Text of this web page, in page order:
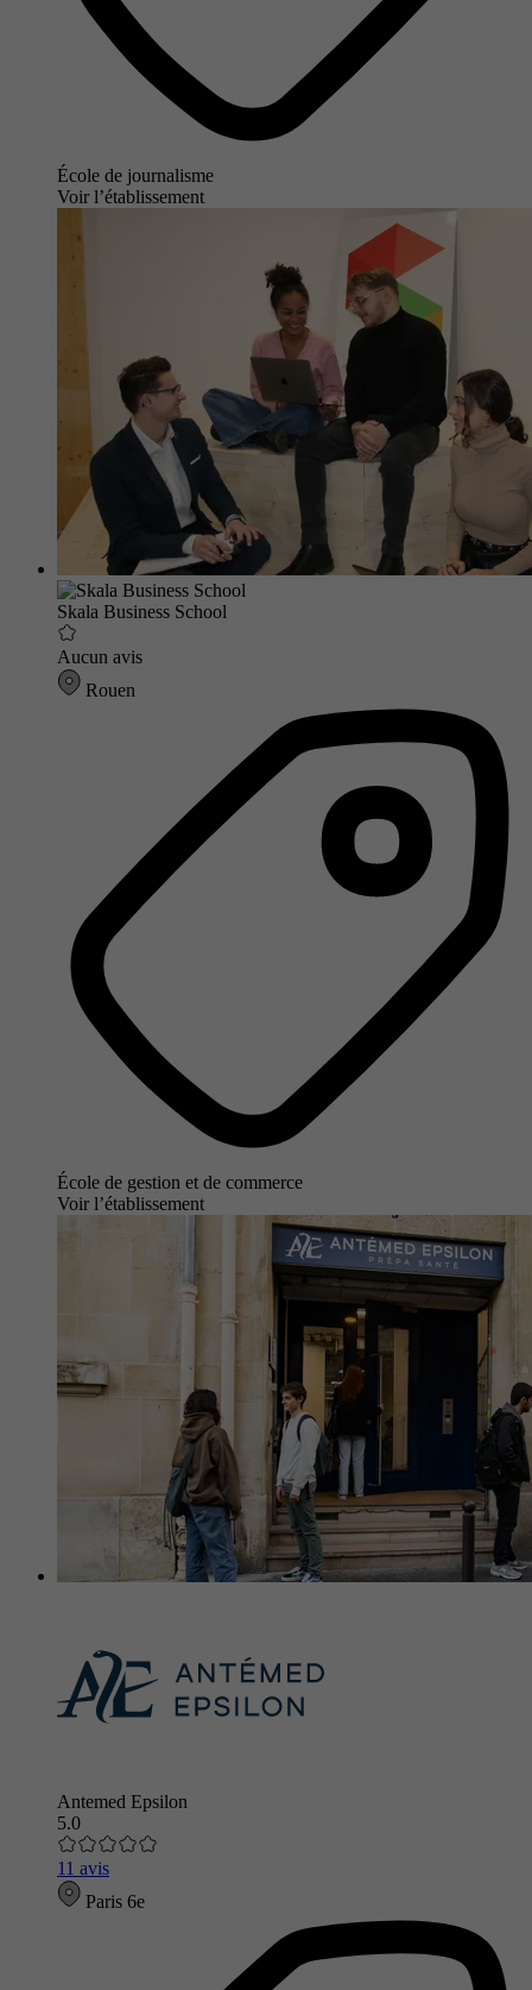
École de journalisme
Voir l’établissement
Skala Business School
Aucun avis
Rouen
École de gestion et de commerce
Voir l’établissement
Antemed Epsilon
5.0
11 avis
Paris 6e